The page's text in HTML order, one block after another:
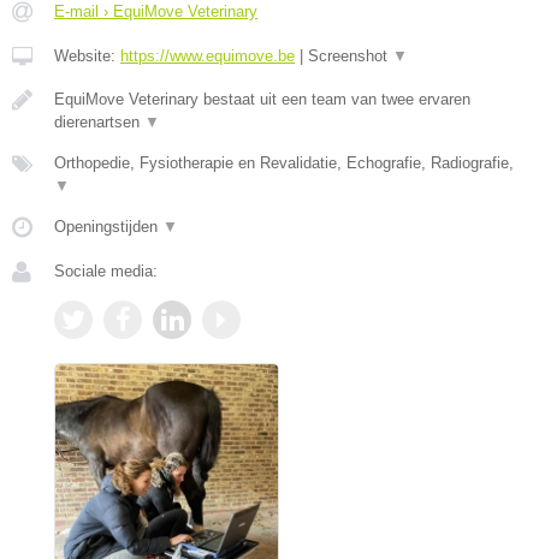
E-mail › EquiMove Veterinary
Website: https://www.equimove.be | Screenshot ▼
EquiMove Veterinary bestaat uit een team van twee ervaren
dierenartsen ▼
Orthopedie, Fysiotherapie en Revalidatie, Echografie, Radiografie,
▼
Openingstijden ▼
Sociale media: